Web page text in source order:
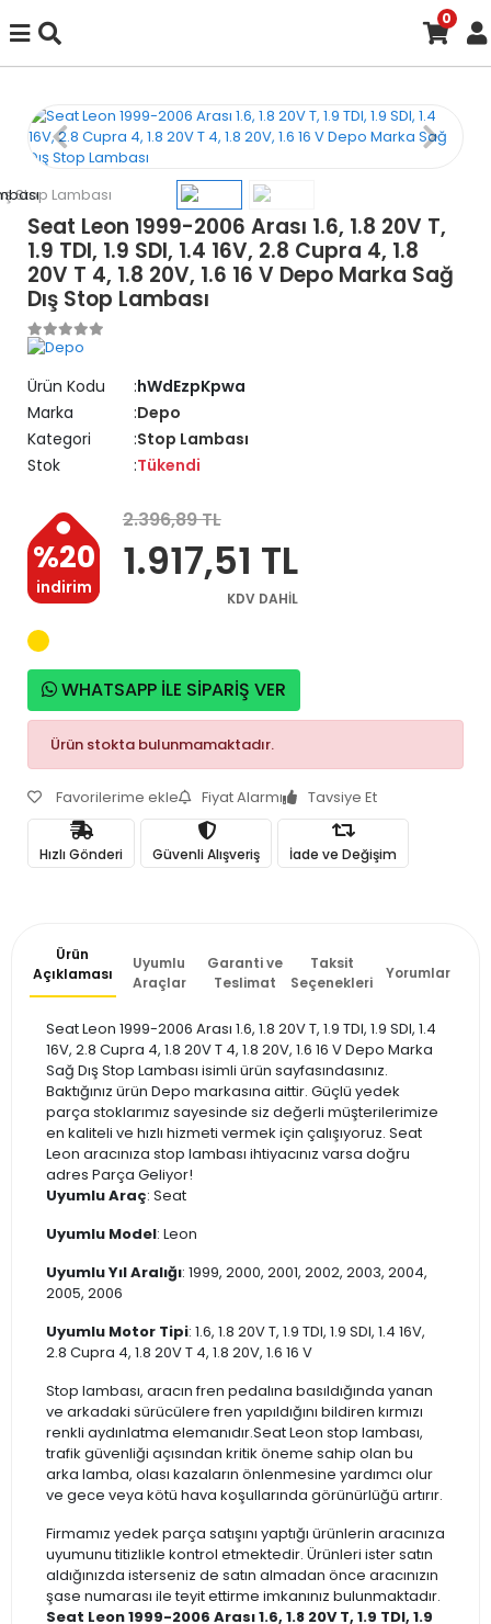
0
Seat Leon 1999-2006 Arası 1.6, 1.8 20V T,
1.9 TDI, 1.9 SDI, 1.4 16V, 2.8 Cupra 4, 1.8
20V T 4, 1.8 20V, 1.6 16 V Depo Marka Sağ
Dış Stop Lambası
Ürün Kodu
hWdEzpKpwa
Marka
Depo
Kategori
Stop Lambası
Stok
Tükendi
%20
indirim
2.396,89 TL
1.917,51 TL
KDV DAHİL
WHATSAPP İLE SİPARİŞ VER
Ürün stokta bulunmamaktadır.
Favorilerime ekle Fiyat Alarmı Tavsiye Et
Hızlı Gönderi Güvenli Alışveriş İade ve Değişim
Ürün
Açıklaması
Uyumlu
Araçlar
Garanti ve
Teslimat
Taksit
Seçenekleri
Yorumlar
Seat Leon 1999-2006 Arası 1.6, 1.8 20V T, 1.9 TDI, 1.9 SDI, 1.4
16V, 2.8 Cupra 4, 1.8 20V T 4, 1.8 20V, 1.6 16 V Depo Marka
Sağ Dış Stop Lambası isimli ürün sayfasındasınız.
Baktığınız ürün Depo markasına aittir. Güçlü yedek
parça stoklarımız sayesinde siz değerli müşterilerimize
en kaliteli ve hızlı hizmeti vermek için çalışıyoruz. Seat
Leon aracınıza stop lambası ihtiyacınız varsa doğru
adres Parça Geliyor!
Uyumlu Araç: Seat
Uyumlu Model: Leon
Uyumlu Yıl Aralığı: 1999, 2000, 2001, 2002, 2003, 2004,
2005, 2006
Uyumlu Motor Tipi: 1.6, 1.8 20V T, 1.9 TDI, 1.9 SDI, 1.4 16V,
2.8 Cupra 4, 1.8 20V T 4, 1.8 20V, 1.6 16 V
Stop lambası, aracın fren pedalına basıldığında yanan
ve arkadaki sürücülere fren yapıldığını bildiren kırmızı
renkli aydınlatma elemanıdır.Seat Leon stop lambası,
trafik güvenliği açısından kritik öneme sahip olan bu
arka lamba, olası kazaların önlenmesine yardımcı olur
ve gece veya kötü hava koşullarında görünürlüğü artırır.
Firmamız yedek parça satışını yaptığı ürünlerin aracınıza
uyumunu titizlikle kontrol etmektedir. Ürünleri ister satın
aldığınızda isterseniz de satın almadan önce aracınızın
şase numarası ile teyit ettirme imkanınız bulunmaktadır.
Seat Leon 1999-2006 Arası 1.6, 1.8 20V T, 1.9 TDI, 1.9